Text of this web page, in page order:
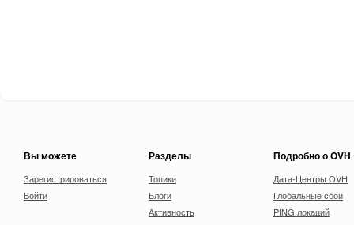
Вы можете
Зарегистрироваться
Войти
Разделы
Топики
Блоги
Активность
Подробно о OVH
Дата-Центры OVH
Глобальные сбои
PING локаций